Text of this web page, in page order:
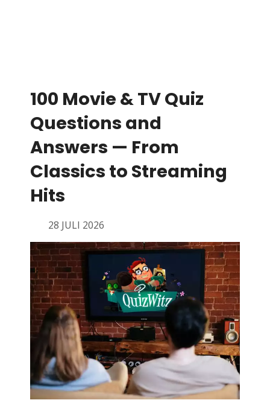
100 Movie & TV Quiz
Questions and
Answers — From
Classics to Streaming
Hits
28 JULI 2026